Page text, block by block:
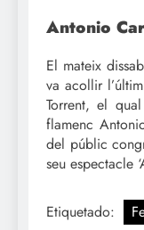
Antonio
El mateix
va acollir
Torrent, el
flamenc
del públic
seu espectacle
Etiquetado: